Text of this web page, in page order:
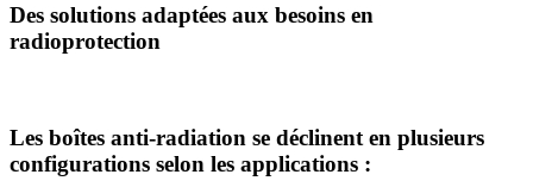
Des solutions adaptées aux besoins en
radioprotection
Les boîtes anti-radiation se déclinent en plusieurs
configurations selon les applications :